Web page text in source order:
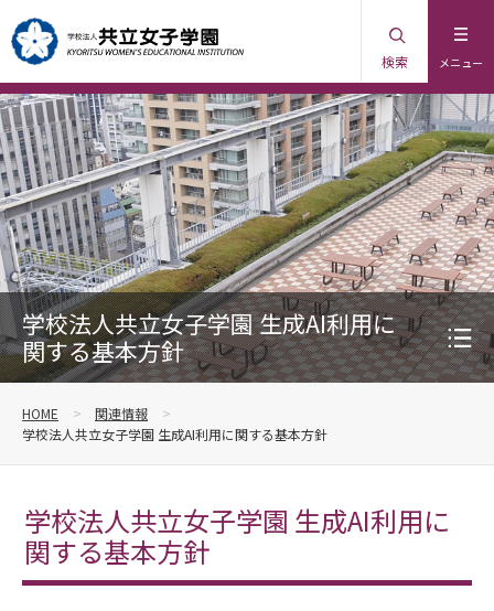
メニュー
検索
学校法人共立女子学園 生成AI利用に
関する基本方針
HOME
関連情報
学校法人共立女子学園 生成AI利用に関する基本方針
学校法人共立女子学園 生成AI利用に
関する基本方針